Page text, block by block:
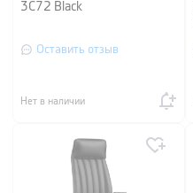
3C72 Black
Оставить отзыв
Нет в наличии